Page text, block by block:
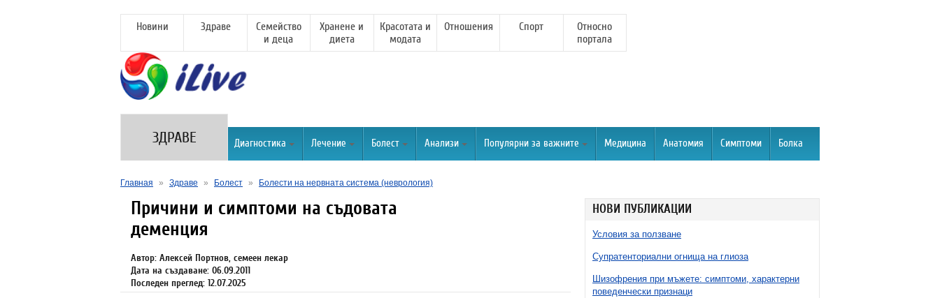
Новини Здраве
Семейство
и деца
Хранене и
диета
Красотата и
модата
Отношения Спорт
Относно
портала
ЗДРАВЕ Диагностика Лечение Болест Анализи Популярни за важните Медицина Анатомия Симптоми Болка
Главная » Здраве » Болест » Болести на нервната система (неврология)
НОВИ ПУБЛИКАЦИИ
Условия за ползване
Супратенториални огнища на глиоза
Шизофрения при мъжете: симптоми, характерни
поведенчески признаци
Причини и симптоми на съдовата
деменция
Автор: Алексей Портнов, семеен лекар
Дата на създаване: 06.09.2011
Последен преглед: 12.07.2025